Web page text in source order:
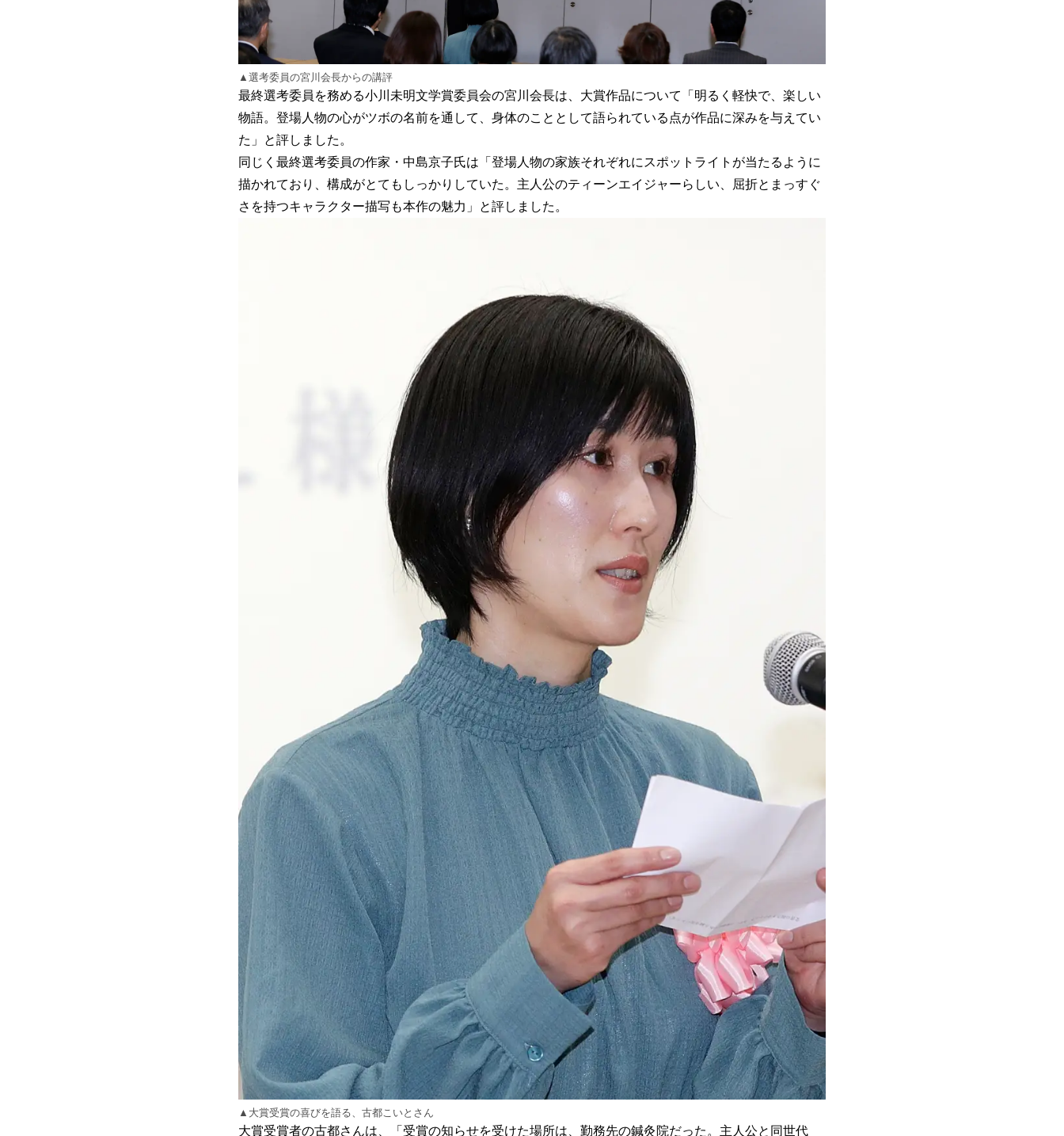
▲選考委員の宮川会長からの講評
最終選考委員を務める小川未明文学賞委員会の宮川会長は、大賞作品について「明るく軽快で、楽しい
物語。登場人物の心がツボの名前を通して、身体のこととして語られている点が作品に深みを与えてい
た」と評しました。
同じく最終選考委員の作家・中島京子氏は「登場人物の家族それぞれにスポットライトが当たるように
描かれており、構成がとてもしっかりしていた。主人公のティーンエイジャーらしい、屈折とまっすぐ
さを持つキャラクター描写も本作の魅力」と評しました。
▲大賞受賞の喜びを語る、古都こいとさん
大賞受賞者の古都さんは、「受賞の知らせを受けた場所は、勤務先の鍼灸院だった。主人公と同世代